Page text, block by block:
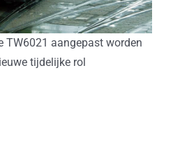
TW6021 aangepast worden
tijdelijke rol